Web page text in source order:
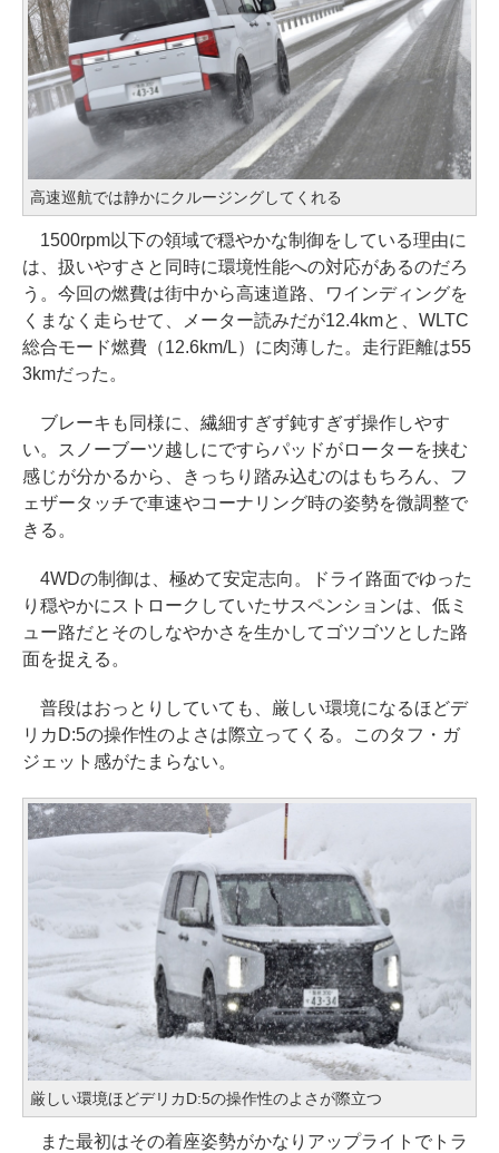
高速巡航では静かにクルージングしてくれる
1500rpm以下の領域で穏やかな制御をしている理由に
は、扱いやすさと同時に環境性能への対応があるのだろ
う。今回の燃費は街中から高速道路、ワインディングを
くまなく走らせて、メーター読みだが12.4kmと、WLTC
総合モード燃費（12.6km/L）に肉薄した。走行距離は55
3kmだった。
ブレーキも同様に、繊細すぎず鈍すぎず操作しやす
い。スノーブーツ越しにですらパッドがローターを挟む
感じが分かるから、きっちり踏み込むのはもちろん、フ
ェザータッチで車速やコーナリング時の姿勢を微調整で
きる。
4WDの制御は、極めて安定志向。ドライ路面でゆった
り穏やかにストロークしていたサスペンションは、低ミ
ュー路だとそのしなやかさを生かしてゴツゴツとした路
面を捉える。
普段はおっとりしていても、厳しい環境になるほどデ
リカD:5の操作性のよさは際立ってくる。このタフ・ガ
ジェット感がたまらない。
厳しい環境ほどデリカD:5の操作性のよさが際立つ
また最初はその着座姿勢がかなりアップライトでトラ